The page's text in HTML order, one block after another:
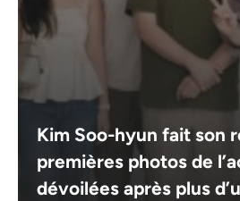
Kim Soo-hyun fait son
premières photos de
dévoilées après plus